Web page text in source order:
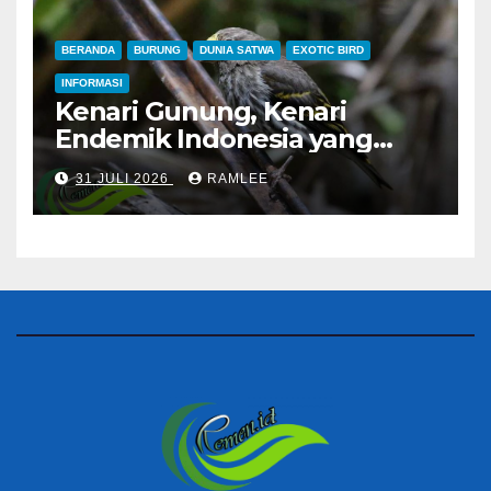
BERANDA BURUNG DUNIA SATWA EXOTIC BIRD
INFORMASI
Kenari Gunung, Kenari
Endemik Indonesia yang
Sangat Sulit Dipelihara
31 JULI 2026 RAMLEE